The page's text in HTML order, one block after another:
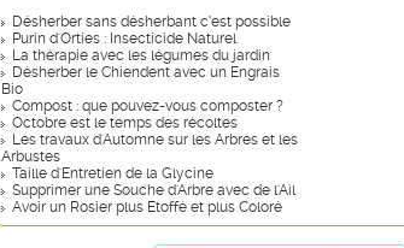
Désherber sans désherbant c’est possible
Purin d'Orties : Insecticide Naturel
La thérapie avec les légumes du jardin
Désherber le Chiendent avec un Engrais
Bio
Compost : que pouvez-vous composter ?
Octobre est le temps des récoltes
Les travaux d'Automne sur les Arbres et les
Arbustes
Taille d'Entretien de la Glycine
Supprimer une Souche d'Arbre avec de l'Ail
Avoir un Rosier plus Etoffé et plus Coloré